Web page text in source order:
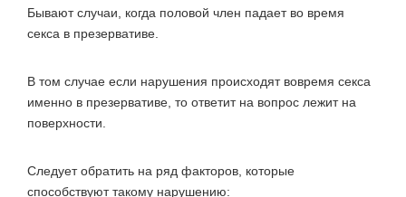
Бывают случаи, когда половой член падает во время
секса в презервативе.
В том случае если нарушения происходят вовремя секса
именно в презервативе, то ответит на вопрос лежит на
поверхности.
Следует обратить на ряд факторов, которые
способствуют такому нарушению: